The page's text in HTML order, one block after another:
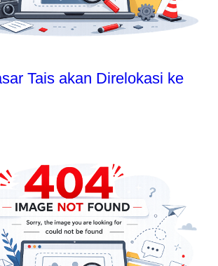
Tais akan Direlokasi ke